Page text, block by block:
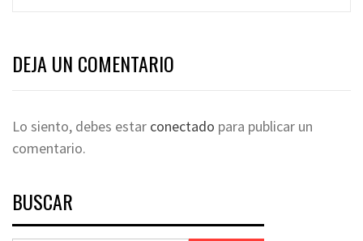
DEJA UN COMENTARIO
Lo siento, debes estar conectado para publicar un
comentario.
BUSCAR